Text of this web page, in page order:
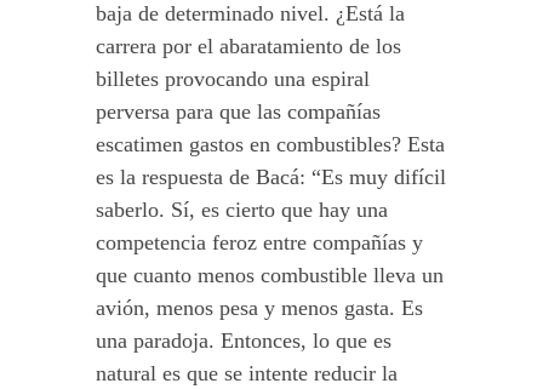
baja de determinado nivel. ¿Está la
carrera por el abaratamiento de los
billetes provocando una espiral
perversa para que las compañías
escatimen gastos en combustibles? Esta
es la respuesta de Bacá: “Es muy difícil
saberlo. Sí, es cierto que hay una
competencia feroz entre compañías y
que cuanto menos combustible lleva un
avión, menos pesa y menos gasta. Es
una paradoja. Entonces, lo que es
natural es que se intente reducir la